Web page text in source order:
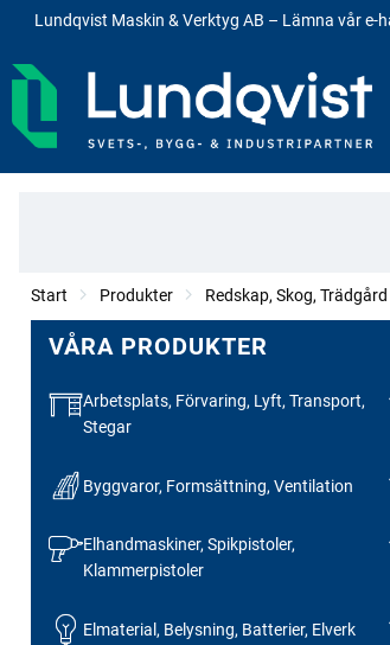
Lundqvist Maskin & Verktyg AB – Lämna vår
Start Produkter Redskap, Skog, Trädgård
VÅRA PRODUKTER
Arbetsplats, Förvaring, Lyft, Transport,
Stegar
Byggvaror, Formsättning, Ventilation
Elhandmaskiner, Spikpistoler,
Klammerpistoler
Elmaterial, Belysning, Batterier, Elverk